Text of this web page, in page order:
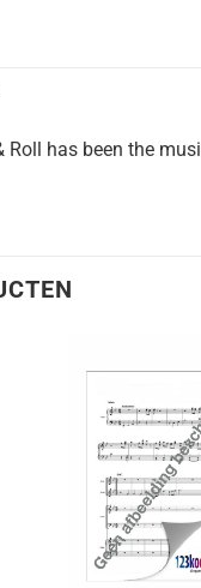
Roll has been the